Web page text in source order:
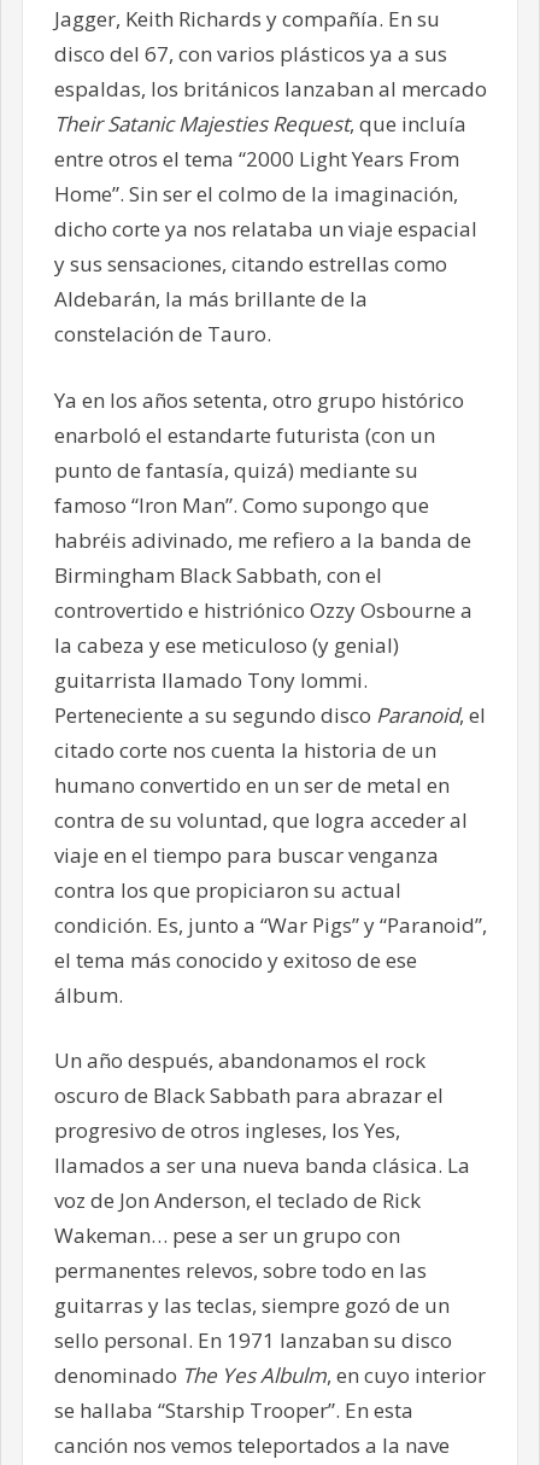
Jagger, Keith Richards y compañía. En su
disco del 67, con varios plásticos ya a sus
espaldas, los británicos lanzaban al mercado
Their Satanic Majesties Request, que incluía
entre otros el tema “2000 Light Years From
Home”. Sin ser el colmo de la imaginación,
dicho corte ya nos relataba un viaje espacial
y sus sensaciones, citando estrellas como
Aldebarán, la más brillante de la
constelación de Tauro.
Ya en los años setenta, otro grupo histórico
enarboló el estandarte futurista (con un
punto de fantasía, quizá) mediante su
famoso “Iron Man”. Como supongo que
habréis adivinado, me refiero a la banda de
Birmingham Black Sabbath, con el
controvertido e histriónico Ozzy Osbourne a
la cabeza y ese meticuloso (y genial)
guitarrista llamado Tony Iommi.
Perteneciente a su segundo disco Paranoid, el
citado corte nos cuenta la historia de un
humano convertido en un ser de metal en
contra de su voluntad, que logra acceder al
viaje en el tiempo para buscar venganza
contra los que propiciaron su actual
condición. Es, junto a “War Pigs” y “Paranoid”,
el tema más conocido y exitoso de ese
álbum.
Un año después, abandonamos el rock
oscuro de Black Sabbath para abrazar el
progresivo de otros ingleses, los Yes,
llamados a ser una nueva banda clásica. La
voz de Jon Anderson, el teclado de Rick
Wakeman… pese a ser un grupo con
permanentes relevos, sobre todo en las
guitarras y las teclas, siempre gozó de un
sello personal. En 1971 lanzaban su disco
denominado The Yes Albulm, en cuyo interior
se hallaba “Starship Trooper”. En esta
canción nos vemos teleportados a la nave